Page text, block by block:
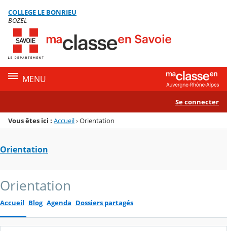
Menu de la rubrique
Contenu
COLLEGE LE BONRIEU
BOZEL
MENU
Se connecter
Vous êtes ici : Accueil›Orientation
Orientation
Orientation
Accueil Blog Agenda Dossiers partagés